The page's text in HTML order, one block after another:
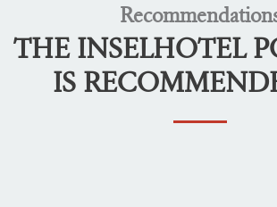
THE INSELHOTEL
IS